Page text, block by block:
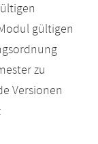
gültigen
zu
Versionen